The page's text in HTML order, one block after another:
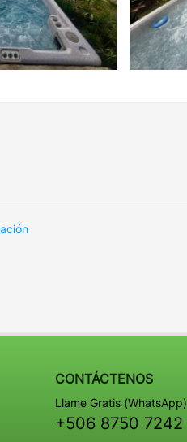
CONTÁCTENOS
Llame Gratis (WhatsApp)
+506 8750 7242